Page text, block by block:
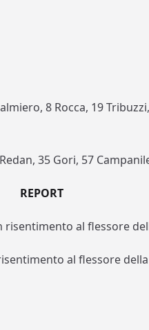
8 Rocca, 19
35 Gori, 57
REPORT
risentimento al flessore
al flessore